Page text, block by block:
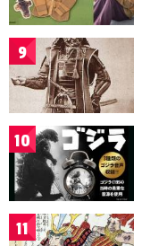
9
10
11